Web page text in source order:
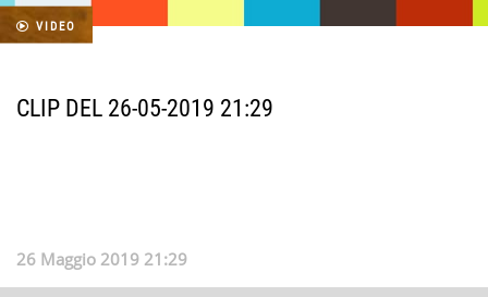
VIDEO
CLIP DEL 26-05-2019 21:29
26 Maggio 2019 21:29